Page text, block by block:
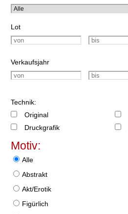
Lot
Verkaufsjahr
Technik:
Original
Druckgrafik
Motiv:
Alle
Abstrakt
Akt/Erotik
Figürlich